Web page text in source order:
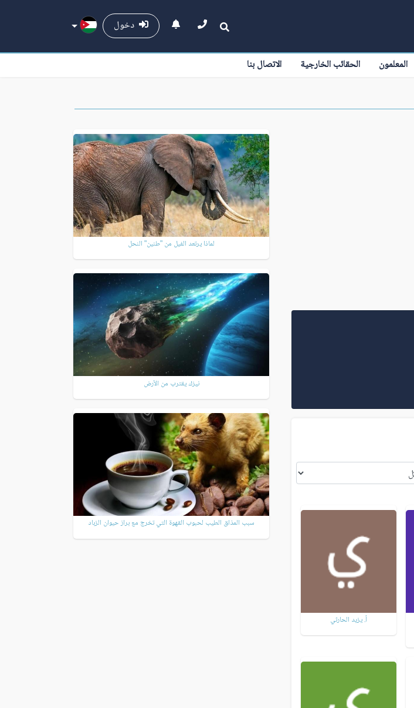
دخول
المعلمون الحقائب الخارجية الاتصال بنا
أ. يزيد الحارثي
لماذا يرتعد الفيل من "طنين" النحل
نيزك يقترب من الأرض
سبب المذاق الطيب لحبوب القهوة التي تخرج مع براز حيوان الزباد